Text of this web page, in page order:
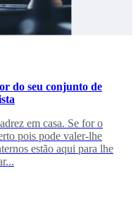
do seu conjunto de
em casa. Se for o
pois pode valer-lhe
estão aqui para lhe